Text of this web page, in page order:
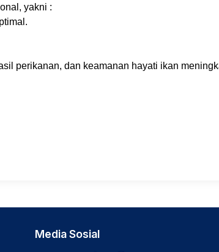
yakni :
perikanan, dan keamanan hayati ikan
Media Sosial